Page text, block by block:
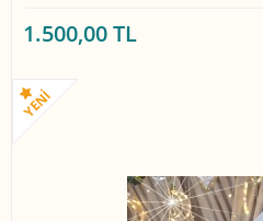
1.500,00 TL